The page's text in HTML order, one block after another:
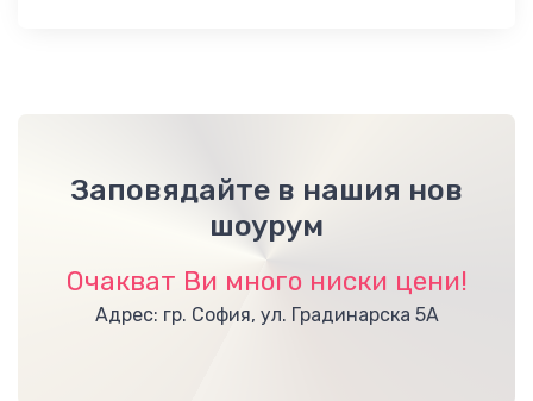
Заповядайте в нашия нов
шоурум
Очакват Ви много ниски цени!
Адрес: гр. София, ул. Градинарска 5А